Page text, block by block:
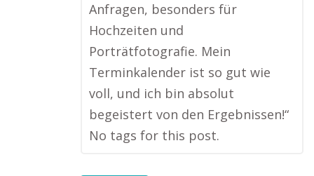
Anfragen, besonders für
Hochzeiten und
Porträtfotografie. Mein
Terminkalender ist so gut wie
voll, und ich bin absolut
begeistert von den Ergebnissen!“
No tags for this post.